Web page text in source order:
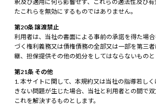
釈及び適用に何ら影響せず、これらの適法性及び
たこれらを無効にするものではありません。
第20条 譲渡禁止
利用者は、当社の書面による事前の承諾を得た場
づく権利義務又は債権債務の全部又は一部を第三
継、担保提供その他の処分をしてはならないものと
第21条 その他
本サイトに関して、本規約又は当社の指導若し
きない問題が生じた場合、当社と利用者との間で双
これを解決するものとします。